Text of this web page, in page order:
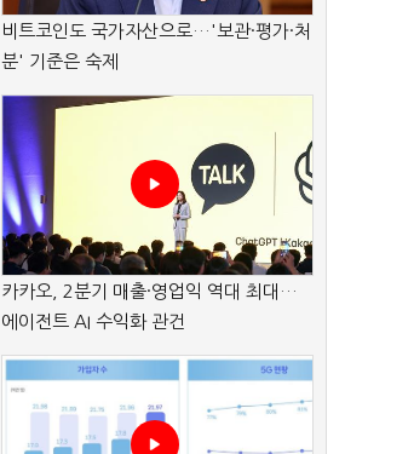
비트코인도 국가자산으로…'보관·평가·처
분' 기준은 숙제
카카오, 2분기 매출·영업익 역대 최대…
에이전트 AI 수익화 관건